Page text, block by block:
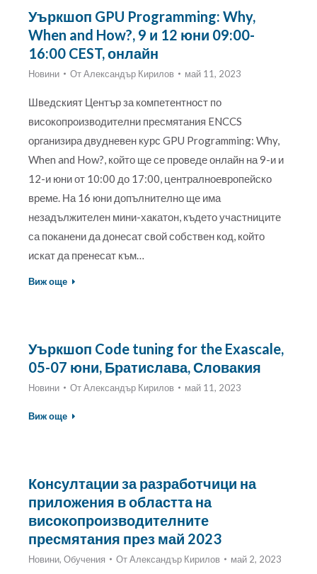
Уъркшоп GPU Programming: Why,
When and How?, 9 и 12 юни 09:00-
16:00 CEST, онлайн
Новини ОтАлександър Кирилов май 11, 2023
Шведският Център за компетентност по
високопроизводителни пресмятания ENCCS
организира двудневен курс GPU Programming: Why,
When and How?, който ще се проведе онлайн на 9-и и
12-и юни от 10:00 до 17:00, централноевропейско
време. На 16 юни допълнително ще има
незадължителен мини-хакатон, където участниците
са поканени да донесат свой собствен код, който
искат да пренесат към…
Виж още
Уъркшоп Code tuning for the Exascale,
05-07 юни, Братислава, Словакия
Новини ОтАлександър Кирилов май 11, 2023
Виж още
Консултации за разработчици на
приложения в областта на
високопроизводителните
пресмятания през май 2023
Новини, Обучения ОтАлександър Кирилов май 2, 2023